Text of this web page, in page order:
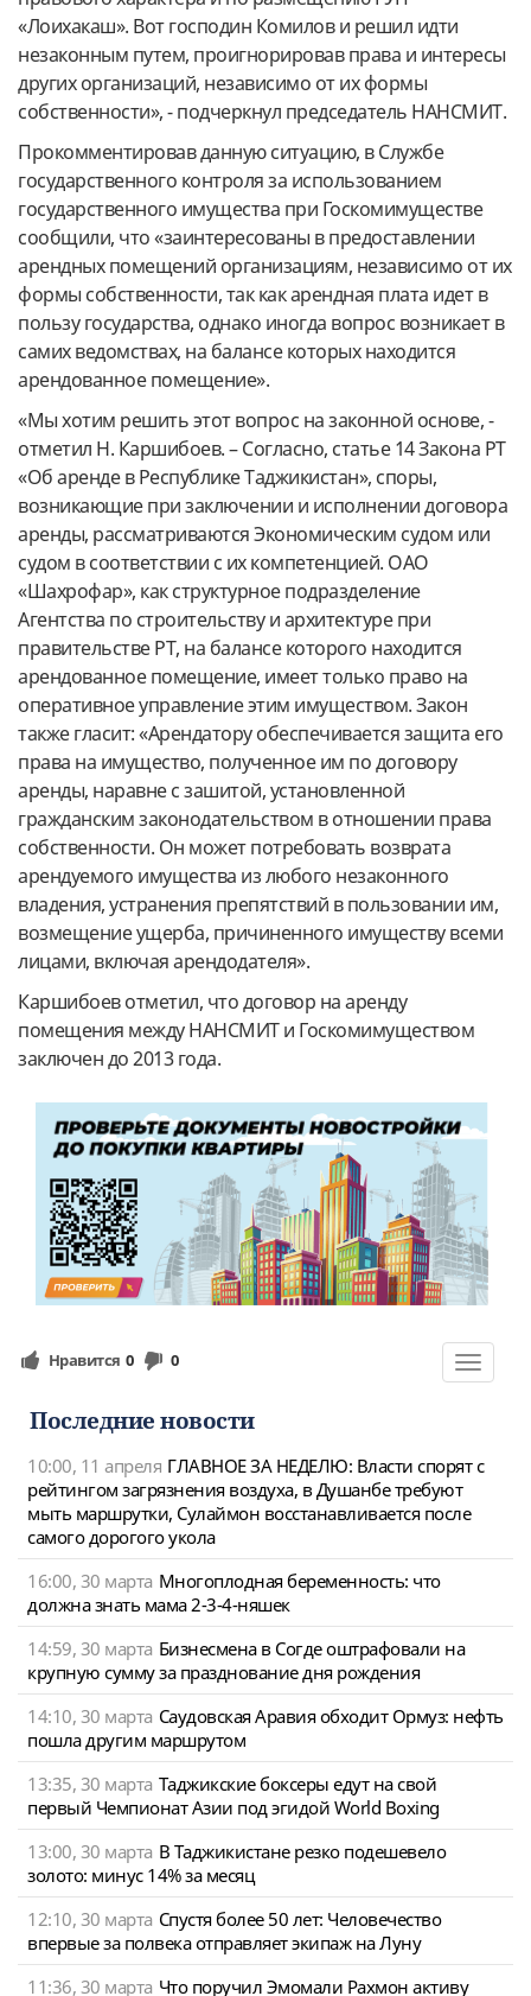
«Лоихакаш». Вот господин Комилов и решил идти
незаконным путем, проигнорировав права и интересы
других организаций, независимо от их формы
собственности», - подчеркнул председатель НАНСМИТ.
Прокомментировав данную ситуацию, в Службе
государственного контроля за использованием
государственного имущества при Госкомимуществе
сообщили, что «заинтересованы в предоставлении
арендных помещений организациям, независимо от их
формы собственности, так как арендная плата идет в
пользу государства, однако иногда вопрос возникает в
самих ведомствах, на балансе которых находится
арендованное помещение».
«Мы хотим решить этот вопрос на законной основе, -
отметил Н. Каршибоев. – Согласно, статье 14 Закона РТ
«Об аренде в Республике Таджикистан», споры,
возникающие при заключении и исполнении договора
аренды, рассматриваются Экономическим судом или
судом в соответствии с их компетенцией. ОАО
«Шахрофар», как структурное подразделение
Агентства по строительству и архитектуре при
правительстве РТ, на балансе которого находится
арендованное помещение, имеет только право на
оперативное управление этим имуществом. Закон
также гласит: «Арендатору обеспечивается защита его
права на имущество, полученное им по договору
аренды, наравне с зашитой, установленной
гражданским законодательством в отношении права
собственности. Он может потребовать возврата
арендуемого имущества из любого незаконного
владения, устранения препятствий в пользовании им,
возмещение ущерба, причиненного имуществу всеми
лицами, включая арендодателя».
Каршибоев отметил, что договор на аренду
помещения между НАНСМИТ и Госкомимуществом
заключен до 2013 года.
Toggle
Нравится 0 0
Последние новости
10:00, 11 апреля ГЛАВНОЕ ЗА НЕДЕЛЮ: Власти спорят с
рейтингом загрязнения воздуха, в Душанбе требуют
мыть маршрутки, Сулаймон восстанавливается после
самого дорогого укола
16:00, 30 марта Многоплодная беременность: что
должна знать мама 2-3-4-няшек
14:59, 30 марта Бизнесмена в Согде оштрафовали на
крупную сумму за празднование дня рождения
14:10, 30 марта Саудовская Аравия обходит Ормуз: нефть
пошла другим маршрутом
13:35, 30 марта Таджикские боксеры едут на свой
первый Чемпионат Азии под эгидой World Boxing
13:00, 30 марта В Таджикистане резко подешевело
золото: минус 14% за месяц
12:10, 30 марта Спустя более 50 лет: Человечество
впервые за полвека отправляет экипаж на Луну
11:36, 30 марта Что поручил Эмомали Рахмон активу